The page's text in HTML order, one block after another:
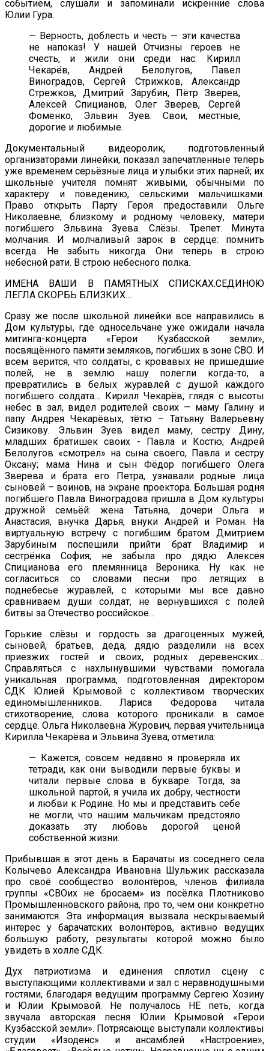
событием, слушали и запоминали искренние слова
Юлии Гура:
— Верность, доблесть и честь — эти качества
не напоказ! У нашей Отчизны героев не
счесть, и жили они среди нас: Кирилл
Чекарёв, Андрей Белолугов, Павел
Виноградов, Сергей Стрижков, Александр
Стрежков, Дмитрий Зарубин, Пётр Зверев,
Алексей Спицианов, Олег Зверев, Сергей
Фоменко, Эльвин Зуев. Свои, местные,
дорогие и любимые.
Документальный видеоролик, подготовленный
организаторами линейки, показал запечатленные теперь
уже временем серьёзные лица и улыбки этих парней; их
школьные учителя помнят живыми, обычными по
характеру и поведению, сельскими мальчишками.
Право открыть Парту Героя предоставили Ольге
Николаевне, близкому и родному человеку, матери
погибшего Эльвина Зуева. Слёзы. Трепет. Минута
молчания. И молчаливый зарок в сердце: помнить
всегда. Не забыть никогда. Они теперь в строю
небесной рати. В строю небесного полка.
ИМЕНА ВАШИ В ПАМЯТНЫХ СПИСКАХ.СЕДИНОЮ
ЛЕГЛА СКОРБЬ БЛИЗКИХ…
Сразу же после школьной линейки все направились в
Дом культуры, где односельчане уже ожидали начала
митинга-концерта «Герои Кузбасской земли»,
посвящённого памяти земляков, погибших в зоне СВО. И
всем верится, что солдаты, с кровавых не пришедшие
полей, не в землю нашу полегли когда-то, а
превратились в белых журавлей с душой каждого
погибшего солдата… Кирилл Чекарёв, глядя с высоты
небес в зал, видел родителей своих — маму Галину и
папу Андрея Чекарёвых, тётю – Татьяну Валерьевну
Сизикову. Эльвин Зуев видел маму, сестру Дину,
младших братишек своих - Павла и Костю; Андрей
Белолугов «смотрел» на сына своего, Павла и сестру
Оксану; мама Нина и сын Фёдор погибшего Олега
Зверева и брата его Петра, узнавали родные лица
сыновей – воинов, на экране проектора. Большая родня
погибшего Павла Виноградова пришла в Дом культуры
дружной семьёй: жена Татьяна, дочери Ольга и
Анастасия, внучка Дарья, внуки Андрей и Роман. На
виртуальную встречу с погибшим братом Дмитрием
Зарубиным поспешили прийти брат Владимир и
сестрёнка София; не забыла про дядю Алексея
Спицианова его племянница Вероника. Ну как не
согласиться со словами песни про летящих в
поднебесье журавлей, с которыми мы все давно
сравниваем души солдат, не вернувшихся с полей
битвы за Отечество российское…
Горькие слёзы и гордость за драгоценных мужей,
сыновей, братьев, деда, дядю разделили на всех
приезжих гостей и своих, родных деревенских…
Справляться с нахлынувшими чувствами помогала
уникальная программа, подготовленная директором
СДК Юлией Крымовой с коллективом творческих
единомышленников. Лариса Фёдорова читала
стихотворение, слова которого проникали в самое
сердце. Ольга Николаевна Журович, первая учительница
Кирилла Чекарёва и Эльвина Зуева, отметила:
— Кажется, совсем недавно я проверяла их
тетради, как они выводили первые буквы и
читали первые слова в букваре. Тогда, за
школьной партой, я учила их добру, честности
и любви к Родине. Но мы и представить себе
не могли, что нашим мальчикам предстояло
доказать эту любовь дорогой ценой
собственной жизни.
Прибывшая в этот день в Барачаты из соседнего села
Колычево Александра Ивановна Шульжик рассказала
про своё сообщество волонтёров, членов филиала
группы «СВОих не бросаем» из посёлка Плотниково
Промышленновского района, про то, чем они конкретно
занимаются. Эта информация вызвала нескрываемый
интерес у барачатских волонтёров, активно ведущих
большую работу, результаты которой можно было
увидеть в холле СДК.
Дух патриотизма и единения сплотил сцену с
выступающими коллективами и зал с неравнодушными
гостями, благодаря ведущим программу Сергею Хозину
и Юлии Крымовой. Не получалось НЕ петь, когда
звучала авторская песня Юлии Крымовой «Герои
Кузбасской земли». Потрясающе выступали коллективы
студии «Изоденс» и ансамблей «Настроение»,